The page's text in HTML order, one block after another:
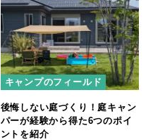
キャンプのフィールド
後悔しない庭づくり！庭キャン
パーが経験から得た6つのポイ
ントを紹介